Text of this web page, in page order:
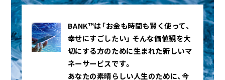
BANK™は「お金も時間も賢く使って、
幸せにすごしたい」 そんな価値観を大
切にする方のために生まれた新しいマ
ネーサービスです。
あなたの素晴らしい人生のために、今